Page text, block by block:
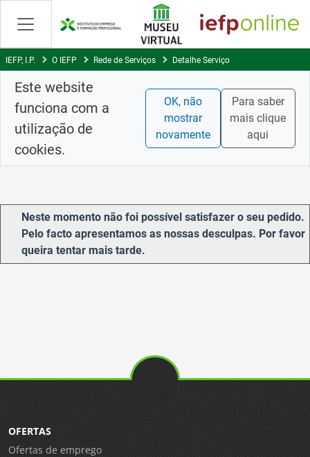
Saltar
para
conteúdo
principal
IEFP, I.P. O IEFP Rede de Serviços Detalhe Serviço
Este website
funciona com a
utilização de
cookies.
OK, não
mostrar
novamente
Para saber
mais clique
aqui
Neste momento não foi possível satisfazer o seu pedido.
Pelo facto apresentamos as nossas desculpas. Por favor
queira tentar mais tarde.
OFERTAS
Ofertas de emprego